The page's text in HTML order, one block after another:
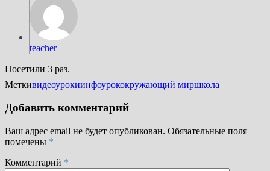
teacher
Посетили 3 раз.
Меткивидеоурокиинфоурококружающий миршкола
Добавить комментарий
Ваш адрес email не будет опубликован. Обязательные поля
помечены *
Комментарий *